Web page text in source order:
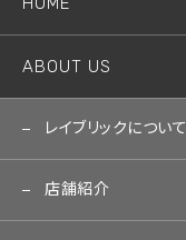
ABOUT US
レイブリックについて
店舗紹介